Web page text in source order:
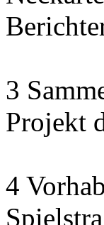
3
Projekt
4